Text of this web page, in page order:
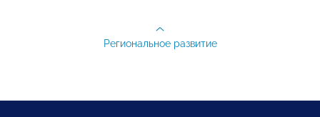
Региональное развитие